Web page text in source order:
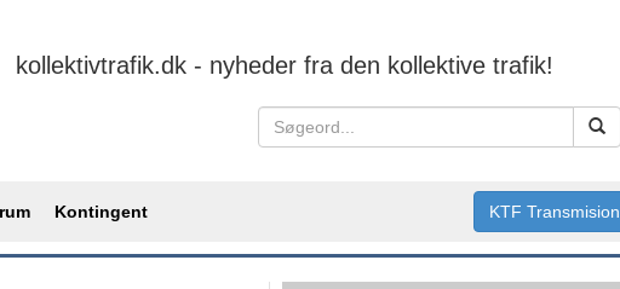
kollektivtrafik.dk - nyheder fra den kollektive trafik!
Kontingent KTF Transmision